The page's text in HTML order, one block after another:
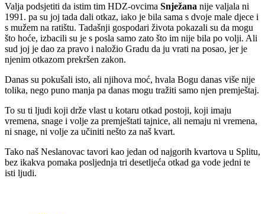
Valja podsjetiti da istim tim HDZ-ovcima Snježana nije valjala ni
1991. pa su joj tada dali otkaz, iako je bila sama s dvoje male djece i
s mužem na ratištu. Tadašnji gospodari života pokazali su da mogu
što hoće, izbacili su je s posla samo zato što im nije bila po volji. Ali
sud joj je dao za pravo i naložio Gradu da ju vrati na posao, jer je
njenim otkazom prekršen zakon.
Danas su pokušali isto, ali njihova moć, hvala Bogu danas više nije
tolika, nego puno manja pa danas mogu tražiti samo njen premještaj.
To su ti ljudi koji drže vlast u kotaru otkad postoji, koji imaju
vremena, snage i volje za premještati tajnice, ali nemaju ni vremena,
ni snage, ni volje za učiniti nešto za naš kvart.
Tako naš Neslanovac tavori kao jedan od najgorih kvartova u Splitu,
bez ikakva pomaka posljednja tri desetljeća otkad ga vode jedni te
isti ljudi.